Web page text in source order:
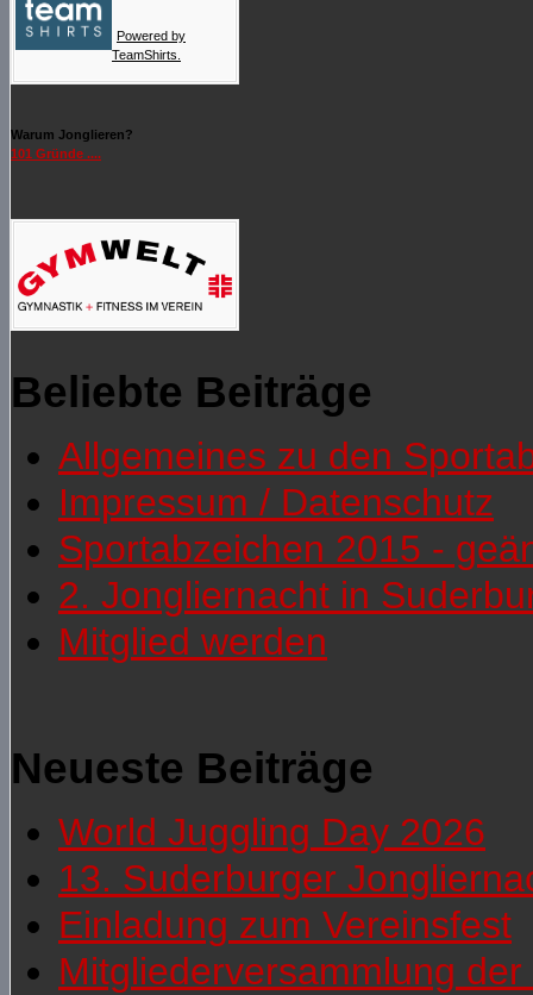
Powered by
TeamShirts.
Warum Jonglieren?
101 Gründe ....
Beliebte Beiträge
Allgemeines zu den
Impressum / Datenschutz
Sportabzeichen 2015 -
2. Jongliernacht in
Mitglied werden
Neueste Beiträge
World Juggling Day 2026
13. Suderburger
Einladung zum Vereinsfest
Mitgliederversammlung